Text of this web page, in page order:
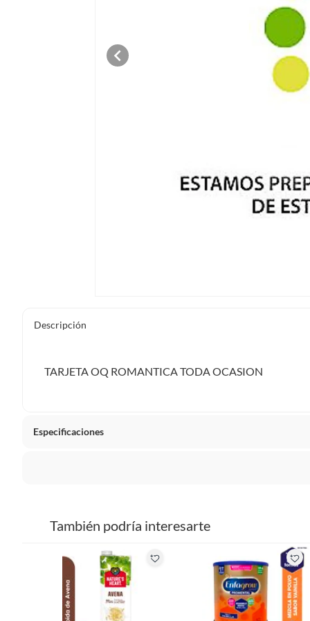
Descripción
TARJETA OQ ROMANTICA TODA OCASION
Especificaciones
pueden devolver ni cambiar. Conoce cuáles son:
Productos vendidos por Falabella, Tottus y otros
48 horas: cemento, mezclas de hormigón, morteros, yeso y
7 días: colchones y productos de combustión.
También podría interesarte